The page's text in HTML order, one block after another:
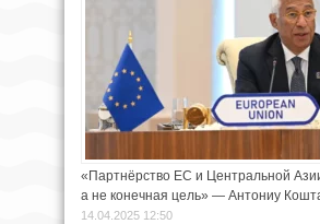
«Партнёрство ЕС и Центральной
а не конечная цель» — Антониу
14.04.2025 12:50